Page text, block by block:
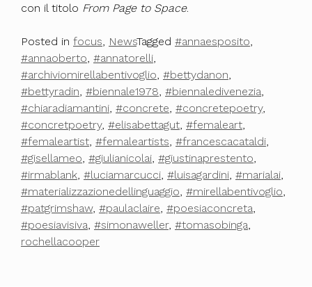
con il titolo From Page to Space.
Posted in focus NewsTagged #annaesposito
#annaoberto #annatorelli
#archiviomirellabentivoglio #bettydanon
#bettyradin #biennale1978 #biennaledivenezia
#chiaradiamantini #concrete #concretepoetry,
#concretpoetry, #elisabettagut #femaleart
#femaleartist #femaleartists #francescacataldi
#gisellameo #giulianicolai #giustinaprestento
#irmablank #luciamarcucci #luisagardini #marialai
#materializzazionedellinguaggio #mirellabentivoglio
#patgrimshaw, #paulaclaire #poesiaconcreta
#poesiavisiva #simonaweller, #tomasobinga
rochellacooper